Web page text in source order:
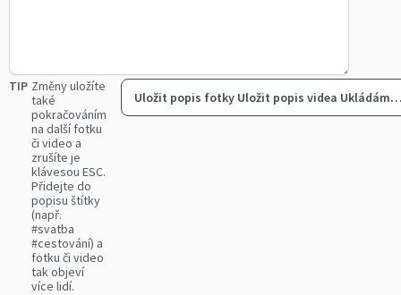
TIP Změny uložíte
také
pokračováním
na další fotku
či video a
zrušíte je
klávesou ESC.
Přidejte do
popisu štítky
(např.
#svatba
#cestování) a
fotku či video
tak objeví
více lidí.
Uložit popis fotky Uložit popis videa